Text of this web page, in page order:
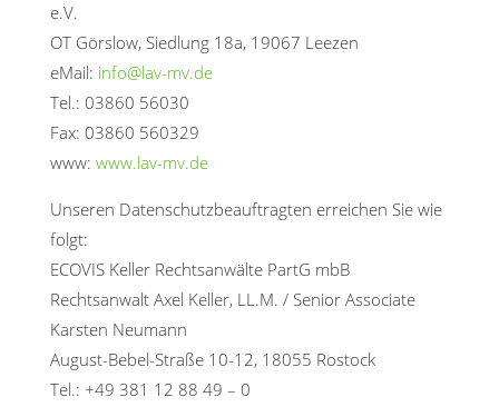
e.V.
OT Görslow, Siedlung 18a, 19067 Leezen
eMail: info@lav-mv.de
Tel.: 03860 56030
Fax: 03860 560329
www: www.lav-mv.de
Unseren Datenschutzbeauftragten erreichen Sie wie
folgt:
ECOVIS Keller Rechtsanwälte PartG mbB
Rechtsanwalt Axel Keller, LL.M. / Senior Associate
Karsten Neumann
August-Bebel-Straße 10-12, 18055 Rostock
Tel.: +49 381 12 88 49 – 0